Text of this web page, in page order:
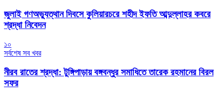
জুলাই গণঅভ্যুত্থান দিবসে কুলিয়ারচরে শহীদ ইফতি আব্দুল্লাহর কবরে
শ্রদ্ধা নিবেদন
১০
সর্বশেষ সব খবর
নীরব রাতের শ্রদ্ধা: টুঙ্গিপাড়ায় বঙ্গবন্ধুর সমাধিতে তারেক রহমানের বিরল
সফর